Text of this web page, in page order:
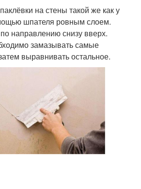
на стены такой же как у
шпателя ровным слоем.
направлению снизу вверх.
замазывать самые
выравнивать остальное.